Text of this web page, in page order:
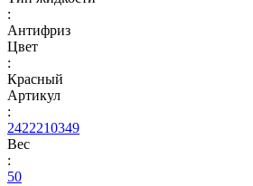
:
Антифриз
Цвет
:
Красный
Артикул
:
2422210349
Вес
:
50